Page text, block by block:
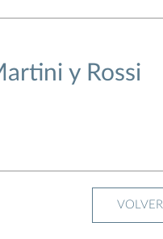
y Rossi
VOLVER